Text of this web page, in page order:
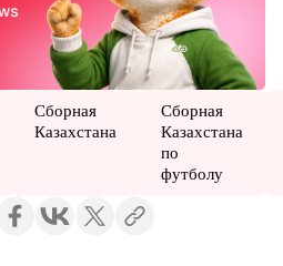
Сборная
Казахстана
Сборная
Казахстана
по
футболу